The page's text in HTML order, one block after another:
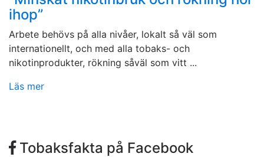
ihop”
Arbete behövs på alla nivåer, lokalt så väl som
internationellt, och med alla tobaks- och
nikotinprodukter, rökning såväl som vitt ...
Läs mer
Tobaksfakta på Facebook